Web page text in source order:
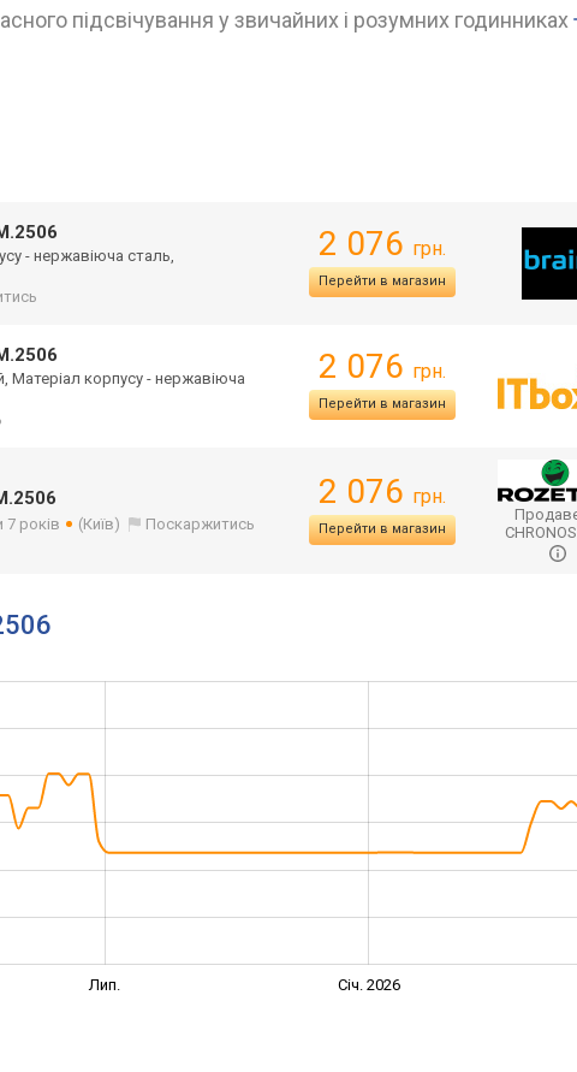
підсвічування у звичайних і розумних годинниках
- нержавіюча сталь,
2 076 грн.
Перейти в магазин
Матеріал корпусу - нержавіюча
2 076 грн.
Перейти в магазин
7 років (Київ) Поскаржитись
2 076 грн.
Перейти в магазин
Лип. Січ. 2026